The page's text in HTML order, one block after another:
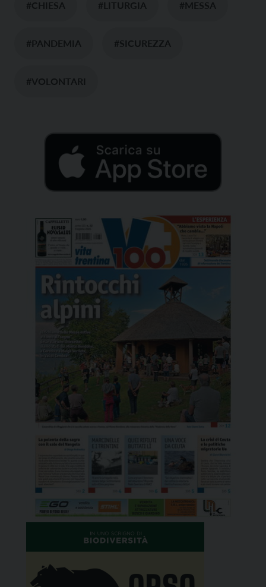
#CHIESA #LITURGIA #MESSA
#PANDEMIA #SICUREZZA
#VOLONTARI